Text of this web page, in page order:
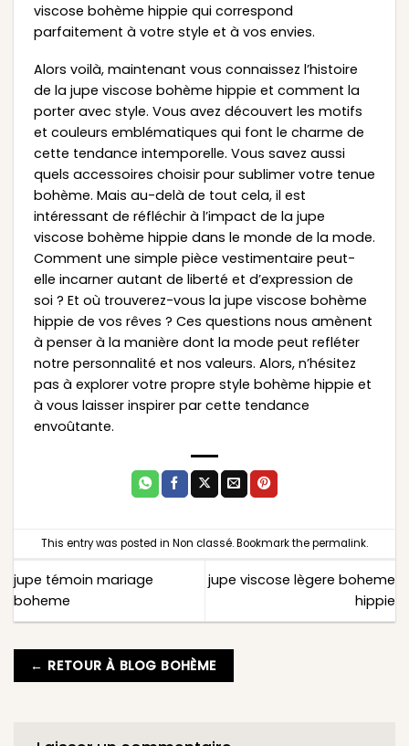
viscose bohème hippie qui correspond
parfaitement à votre style et à vos envies.
Alors voilà, maintenant vous connaissez l’histoire
de la jupe viscose bohème hippie et comment la
porter avec style. Vous avez découvert les motifs
et couleurs emblématiques qui font le charme de
cette tendance intemporelle. Vous savez aussi
quels accessoires choisir pour sublimer votre tenue
bohème. Mais au-delà de tout cela, il est
intéressant de réfléchir à l’impact de la jupe
viscose bohème hippie dans le monde de la mode.
Comment une simple pièce vestimentaire peut-
elle incarner autant de liberté et d’expression de
soi ? Et où trouverez-vous la jupe viscose bohème
hippie de vos rêves ? Ces questions nous amènent
à penser à la manière dont la mode peut refléter
notre personnalité et nos valeurs. Alors, n’hésitez
pas à explorer votre propre style bohème hippie et
à vous laisser inspirer par cette tendance
envoûtante.
This entry was posted in Non classé. Bookmark thepermalink.
jupe témoin mariage
boheme
jupe viscose lègere boheme
hippie
← RETOUR À BLOG BOHÈME